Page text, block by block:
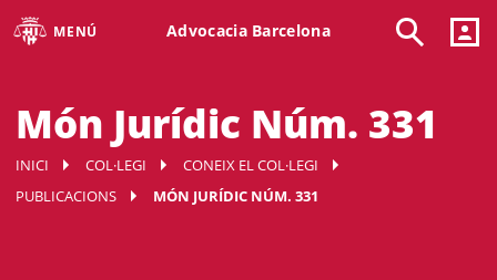
MENÚ Advocacia Barcelona
Món Jurídic Núm. 331
INICI COL·LEGI
CONEIX EL COL·LEGI
PUBLICACIONS
MÓN JURÍDIC NÚM. 331